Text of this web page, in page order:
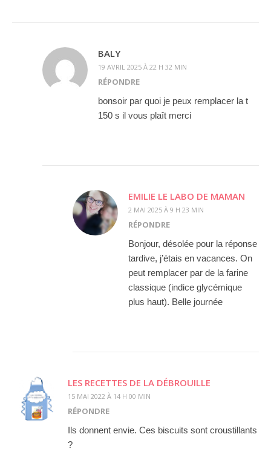
BALY
19 AVRIL 2025 À 22 H 32 MIN
RÉPONDRE
bonsoir par quoi je peux remplacer la t
150 s il vous plaît merci
EMILIE LE LABO DE MAMAN
2 MAI 2025 À 9 H 23 MIN
RÉPONDRE
Bonjour, désolée pour la réponse
tardive, j’étais en vacances. On
peut remplacer par de la farine
classique (indice glycémique
plus haut). Belle journée
LES RECETTES DE LA DÉBROUILLE
15 MAI 2022 À 14 H 00 MIN
RÉPONDRE
Ils donnent envie. Ces biscuits sont croustillants
?